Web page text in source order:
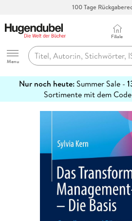
100 Tage
Hugendubel
Menu
Filiale
Nur noch heute: Summer Sale -
Sortimente mit dem Code
erfahren